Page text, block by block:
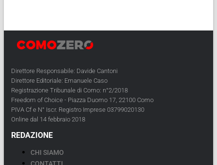
Direttore Responsabile: Davide Cantoni
Direttore Editoriale: Emanuele Caso
Registrazione Tribunale di Como: n°2/2018
Freedom of Choice - Piazza Duomo 17, 22100 Como
PIVA Cf e N° Iscr. Registro Imprese 03799020130
Online dal 14 febbraio 2018
REDAZIONE
CHI SIAMO